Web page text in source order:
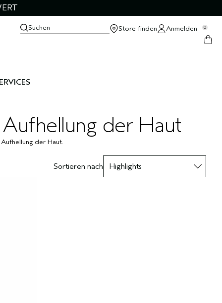
Suchen Store finden Anmelden 0
der Haut
der Haut.
Sortieren nach